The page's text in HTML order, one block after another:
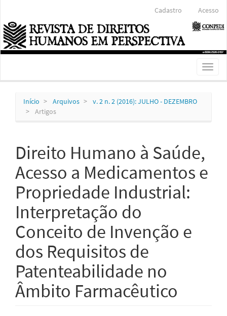
Conteúdo
principal
Barra
Lateral
Cadastro Acesso
Toggle
Início Arquivos
v. 2 n. 2 (2016): JULHO - DEZEMBRO
Artigos
Direito Humano à Saúde,
Acesso a Medicamentos e
Propriedade Industrial:
Interpretação do
Conceito de Invenção e
dos Requisitos de
Patenteabilidade no
Âmbito Farmacêutico